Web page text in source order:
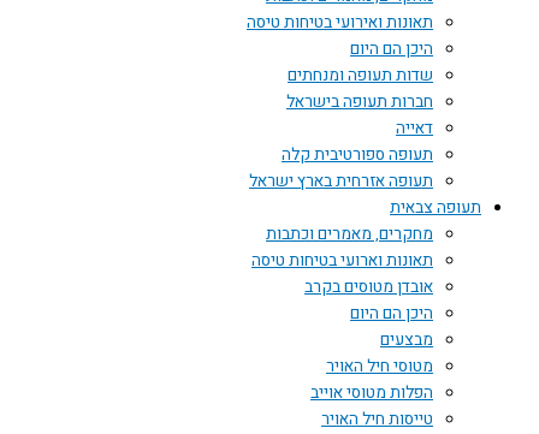
תאונות ואירועי בטיחות טיסה
היכן הם היום
שדות תעופה ומנחתים
חברות תעופה בישראל
דאייה
תעופה ספורטיבית קלה
תעופה אזרחית בארץ ישראל
תעופה צבאית
מחקרים, מאמרים וכתבות
תאונות וארועי בטיחות טיסה
אובדן מטוסים בקרב
היכן הם היום
מבצעים
מטוסי חיל האויר
הפלות מטוסי אוייב
טייסות חיל האויר